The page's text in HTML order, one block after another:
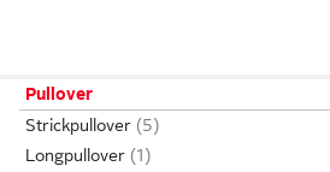
Pullover
Strickpullover
Longpullover